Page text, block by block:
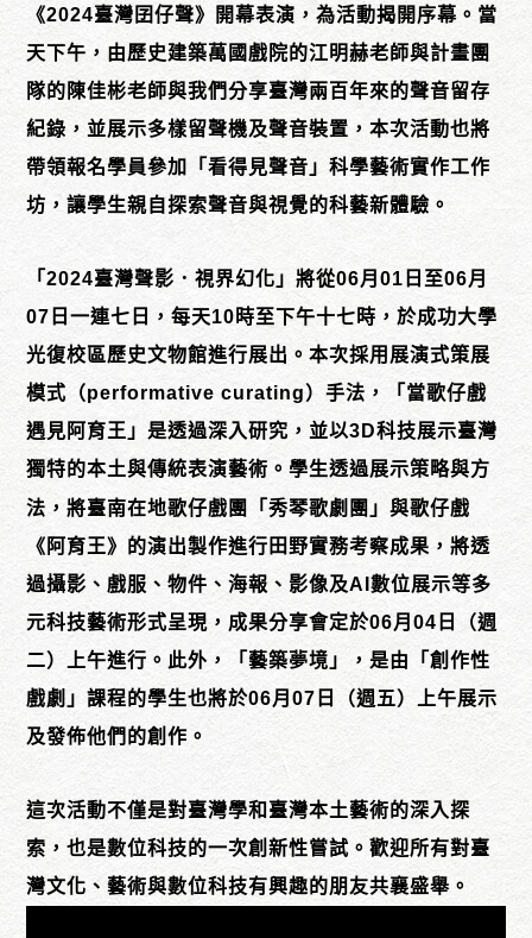
《2024臺灣囝仔聲》開幕表演，為活動揭開序幕。當
天下午，由歷史建築萬國戲院的江明赫老師與計畫團
隊的陳佳彬老師與我們分享臺灣兩百年來的聲音留存
紀錄，並展示多樣留聲機及聲音裝置，本次活動也將
帶領報名學員參加「看得見聲音」科學藝術實作工作
坊，讓學生親自探索聲音與視覺的科藝新體驗。
「2024臺灣聲影．視界幻化」將從06月01日至06月
07日一連七日，每天10時至下午十七時，於成功大學
光復校區歷史文物館進行展出。本次採用展演式策展
模式（performative curating）手法，「當歌仔戲
遇見阿育王」是透過深入研究，並以3D科技展示臺灣
獨特的本土與傳統表演藝術。學生透過展示策略與方
法，將臺南在地歌仔戲團「秀琴歌劇團」與歌仔戲
《阿育王》的演出製作進行田野實務考察成果，將透
過攝影、戲服、物件、海報、影像及AI數位展示等多
元科技藝術形式呈現，成果分享會定於06月04日（週
二）上午進行。此外，「藝築夢境」，是由「創作性
戲劇」課程的學生也將於06月07日（週五）上午展示
及發佈他們的創作。
這次活動不僅是對臺灣學和臺灣本土藝術的深入探
索，也是數位科技的一次創新性嘗試。歡迎所有對臺
灣文化、藝術與數位科技有興趣的朋友共襄盛舉。